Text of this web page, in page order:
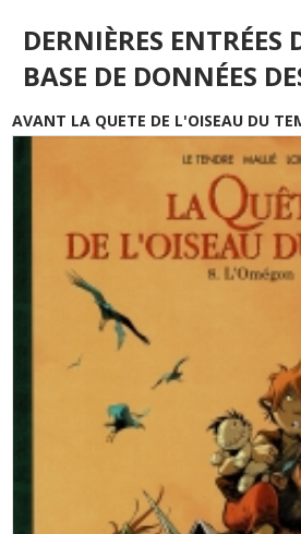
DERNIÈRES ENTRÉES
BASE DE DONNÉES
AVANT LA QUETE DE L'OISEAU DU